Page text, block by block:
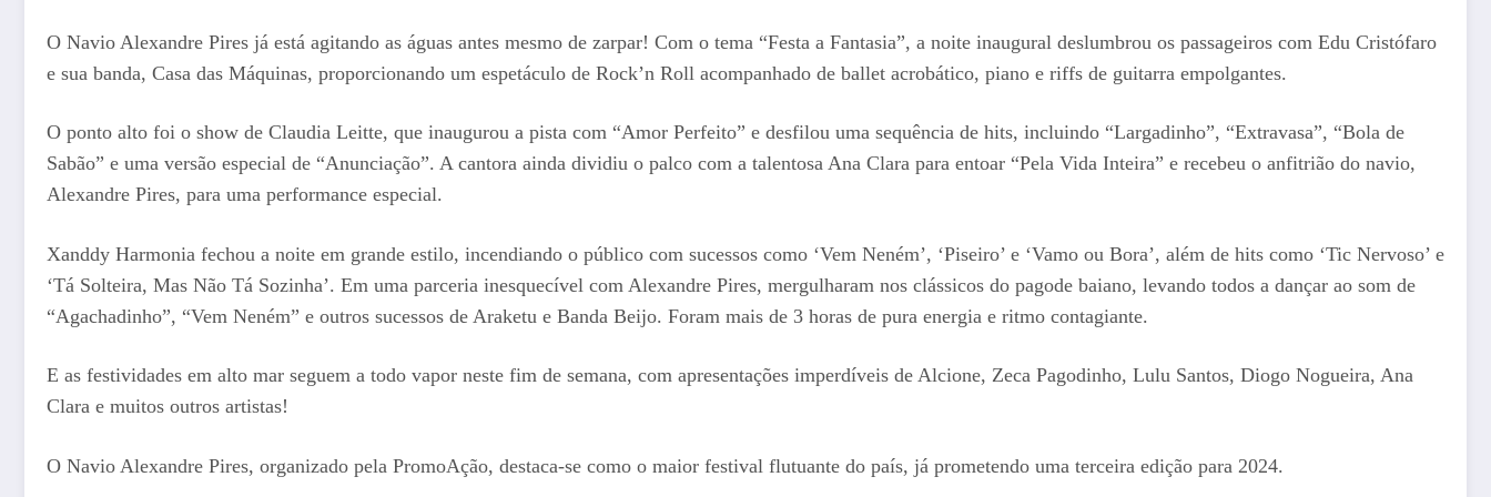
O Navio Alexandre Pires já está agitando as águas antes mesmo de zarpar! Com o tema “Festa a Fantasia”, a noite inaugural deslumbrou os passageiros com Edu Cristófaro
e sua banda, Casa das Máquinas, proporcionando um espetáculo de Rock’n Roll acompanhado de ballet acrobático, piano e riffs de guitarra empolgantes.
O ponto alto foi o show de Claudia Leitte, que inaugurou a pista com “Amor Perfeito” e desfilou uma sequência de hits, incluindo “Largadinho”, “Extravasa”, “Bola de
Sabão” e uma versão especial de “Anunciação”. A cantora ainda dividiu o palco com a talentosa Ana Clara para entoar “Pela Vida Inteira” e recebeu o anfitrião do navio,
Alexandre Pires, para uma performance especial.
Xanddy Harmonia fechou a noite em grande estilo, incendiando o público com sucessos como ‘Vem Neném’, ‘Piseiro’ e ‘Vamo ou Bora’, além de hits como ‘Tic Nervoso’ e
‘Tá Solteira, Mas Não Tá Sozinha’. Em uma parceria inesquecível com Alexandre Pires, mergulharam nos clássicos do pagode baiano, levando todos a dançar ao som de
“Agachadinho”, “Vem Neném” e outros sucessos de Araketu e Banda Beijo. Foram mais de 3 horas de pura energia e ritmo contagiante.
E as festividades em alto mar seguem a todo vapor neste fim de semana, com apresentações imperdíveis de Alcione, Zeca Pagodinho, Lulu Santos, Diogo Nogueira, Ana
Clara e muitos outros artistas!
O Navio Alexandre Pires, organizado pela PromoAção, destaca-se como o maior festival flutuante do país, já prometendo uma terceira edição para 2024.